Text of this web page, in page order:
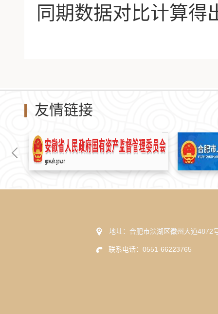
同期数据对比计算得
友情链接
地址：合肥市滨湖区徽州大道4872
联系电话：0551-66223765